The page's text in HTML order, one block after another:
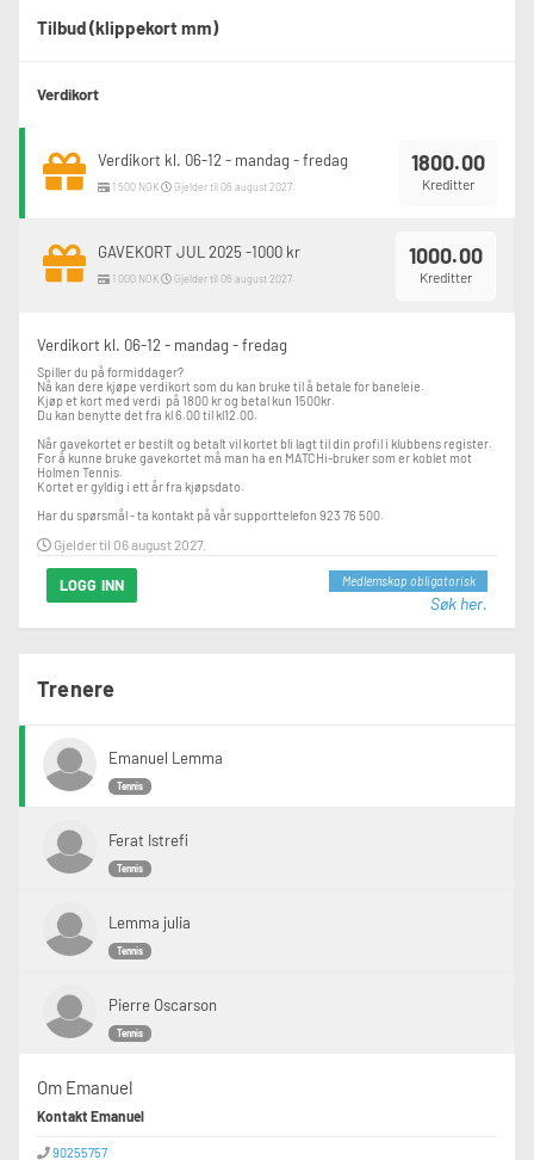
Tilbud (klippekort mm)
Verdikort
1800.00
Kreditter
Verdikort kl. 06-12 - mandag - fredag
1 500 NOK Gjelder til 06 august 2027.
1000.00
Kreditter
GAVEKORT JUL 2025 -1000 kr
1 000 NOK Gjelder til 06 august 2027.
Verdikort kl. 06-12 - mandag - fredag
Spiller du på formiddager?
Nå kan dere kjøpe verdikort som du kan bruke til å betale for baneleie.
Kjøp et kort med verdi  på 1800 kr og betal kun 1500kr.
Du kan benytte det fra kl 6.00 til kl12.00.
Når gavekortet er bestilt og betalt vil kortet bli lagt til din profil i klubbens register.
For å kunne bruke gavekortet må man ha en MATCHi-bruker som er koblet mot
Holmen Tennis.
Kortet er gyldig i ett år fra kjøpsdato.
Har du spørsmål - ta kontakt på vår supporttelefon 923 76 500.
Gjelder til 06 august 2027.
LOGG INN Medlemskap obligatorisk
Søk her.
Trenere
Emanuel Lemma
Tennis
Ferat Istrefi
Tennis
Lemma julia
Tennis
Pierre Oscarson
Tennis
Om Emanuel
Kontakt Emanuel
90255757